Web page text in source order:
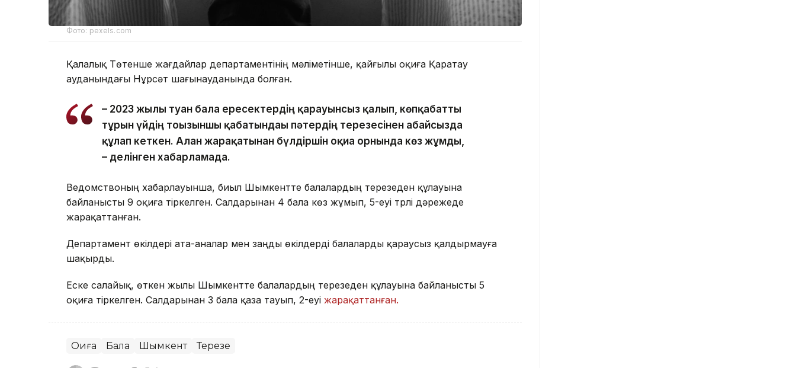
Фото: pexels.com
Қалалық Төтенше жағдайлар департаментінің мәліметінше, қайғылы оқиға Қаратау
ауданындағы Нұрсәт шағынауданында болған.
– 2023 жылы туған бала ересектердің қарауынсыз қалып, көпқабатты
тұрғын үйдің тоғызыншы қабатындағы пәтердің терезесінен абайсызда
құлап кеткен. Алған жарақатынан бүлдіршін оқиға орнында көз жұмды,
– делінген хабарламада.
Ведомствоның хабарлауынша, биыл Шымкентте балалардың терезеден құлауына
байланысты 9 оқиға тіркелген. Салдарынан 4 бала көз жұмып, 5-еуі түрлі дәрежеде
жарақаттанған.
Департамент өкілдері ата-аналар мен заңды өкілдерді балаларды қараусыз қалдырмауға
шақырды.
Еске салайық, өткен жылы Шымкентте балалардың терезеден құлауына байланысты 5
оқиға тіркелген. Салдарынан 3 бала қаза тауып, 2-еуі жарақаттанған.
Оқиға Бала Шымкент Терезе